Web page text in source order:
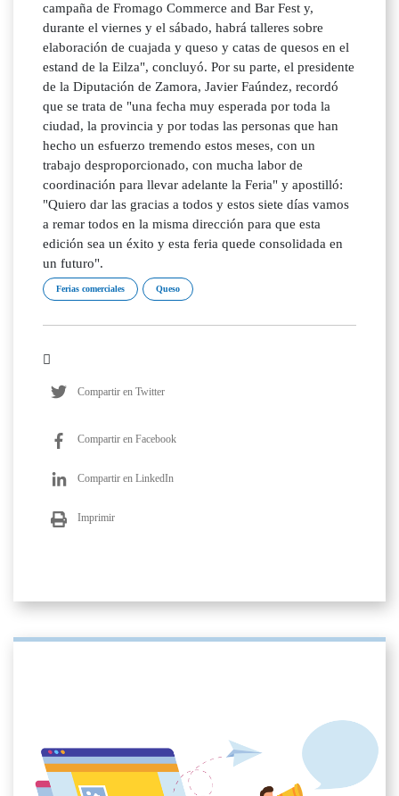
campaña de Fromago Commerce and Bar Fest y,
durante el viernes y el sábado, habrá talleres sobre
elaboración de cuajada y queso y catas de quesos en el
estand de la Eilza", concluyó. Por su parte, el presidente
de la Diputación de Zamora, Javier Faúndez, recordó
que se trata de "una fecha muy esperada por toda la
ciudad, la provincia y por todas las personas que han
hecho un esfuerzo tremendo estos meses, con un
trabajo desproporcionado, con mucha labor de
coordinación para llevar adelante la Feria" y apostilló:
"Quiero dar las gracias a todos y estos siete días vamos
a remar todos en la misma dirección para que esta
edición sea un éxito y esta feria quede consolidada en
un futuro".
Ferias comerciales Queso
Compartir en Twitter
Compartir en Facebook
Compartir en LinkedIn
Imprimir